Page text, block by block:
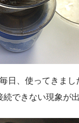
日、使ってきま
できない現象が